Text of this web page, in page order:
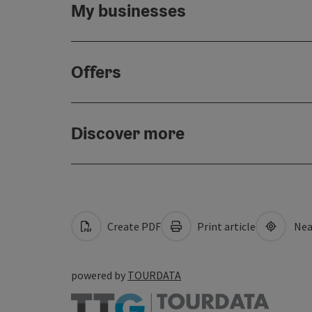
My businesses
Offers
Discover more
Create PDF Print article
powered by TOURDATA